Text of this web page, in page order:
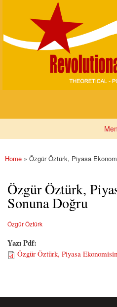
content
Marksizm
You are here
Home » Özgür Öztürk, Piyasa
Özgür Öztürk,
Sonuna Doğru
Özgür Öztürk
Yazı Pdf:
Özgür Öztürk, Piyasa